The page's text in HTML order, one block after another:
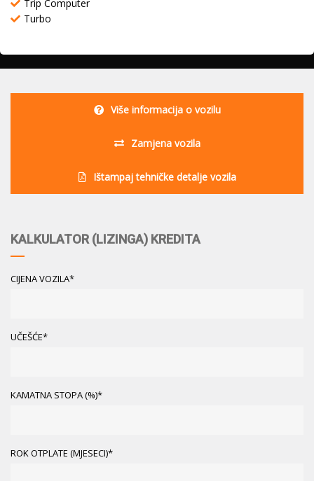
Trip Computer
Turbo
Više informacija o vozilu
Zamjena vozila
Ištampaj tehničke detalje vozila
KALKULATOR (LIZINGA) KREDITA
CIJENA VOZILA*
UČEŠĆE*
KAMATNA STOPA (%)*
ROK OTPLATE (MJESECI)*